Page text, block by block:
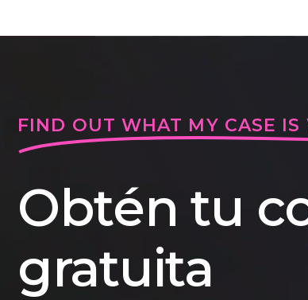
FIND OUT WHAT MY CASE IS
Obtén tu
gratuita